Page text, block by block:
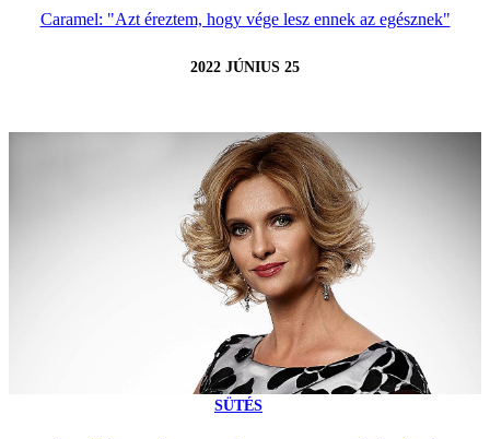
Caramel: "Azt éreztem, hogy vége lesz ennek az egésznek"
2022 JÚNIUS 25
SÜTÉS